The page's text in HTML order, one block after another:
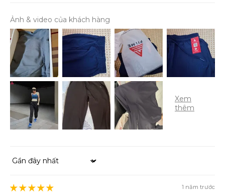
Ảnh & video của khách hàng
Sort by
1 năm trước